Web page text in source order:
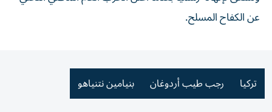
عن الكفاح المسلح.
تركيا رجب طيب أردوغان بنيامين نتنياهو